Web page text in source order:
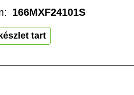
tart
166MXF24101S